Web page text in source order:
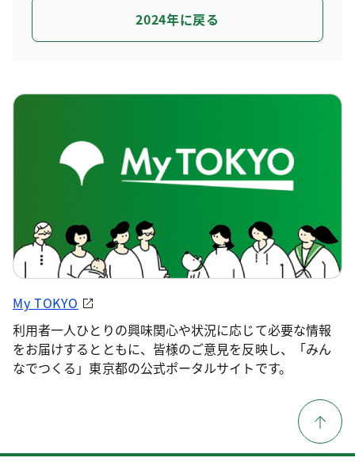
2024年に戻る
My TOKYO
利用者一人ひとりの興味関心や状況に応じて必要な情報
をお届けするとともに、皆様のご意見を反映し、「みん
なでつくる」東京都の公式ポータルサイトです。